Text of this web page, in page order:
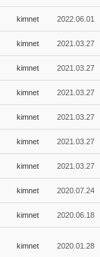
kimnet 2022.06.01
kimnet 2021.03.27
kimnet 2021.03.27
kimnet 2021.03.27
kimnet 2021.03.27
kimnet 2021.03.27
kimnet 2021.03.27
kimnet 2020.07.24
kimnet 2020.06.18
kimnet 2020.01.28